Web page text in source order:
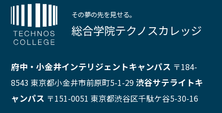
その夢の先を見せる。
総合学院テクノスカレッジ
府中・小金井インテリジェントキャンパス 〒184-
8543 東京都小金井市前原町5-1-29 渋谷サテライトキ
ャンパス 〒151-0051 東京都渋谷区千駄ケ谷5-30-16